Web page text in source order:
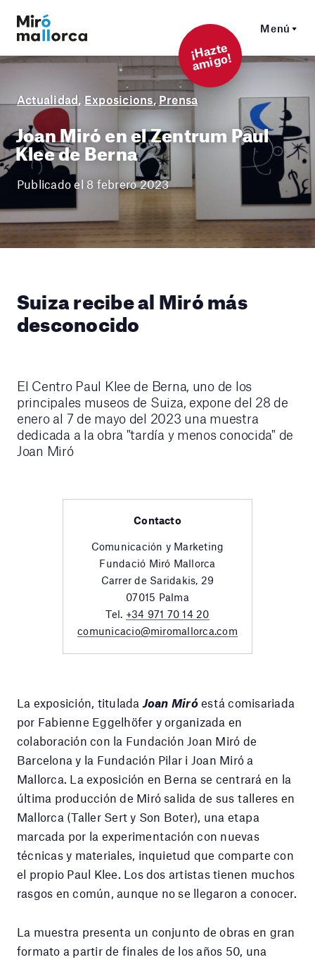
Menú
¡
Hazt
e
a
mi
g
o!
Actualidad, Exposicions, Prensa
Joan Miró en el Zentrum Paul
Klee de Berna
Publicado el 8 febrero 2023
Suiza recibe al Miró más
desconocido
El Centro Paul Klee de Berna, uno de los
principales museos de Suiza, expone del 28 de
enero al 7 de mayo del 2023 una muestra
dedicada a la obra "tardía y menos conocida" de
Joan Miró
Contacto
Comunicación y Marketing
Fundació Miró Mallorca
Carrer de Saridakis, 29
07015 Palma
Tel. +34 971 70 14 20
comunicacio@miromallorca.com
La exposición, titulada Joan Miróestá comisariada
por Fabienne Eggelhöfer y organizada en
colaboración con la Fundación Joan Miró de
Barcelona y la Fundación Pilar i Joan Miró a
Mallorca. La exposición en Berna se centrará en la
última producción de Miró salida de sus talleres en
Mallorca (Taller Sert y Son Boter), una etapa
marcada por la experimentación con nuevas
técnicas y materiales, inquietud que comparte con
el propio Paul Klee. Los dos artistas tienen muchos
rasgos en común, aunque no se llegaron a conocer.
La muestra presenta un conjunto de obras en gran
formato a partir de finales de los años 50, una